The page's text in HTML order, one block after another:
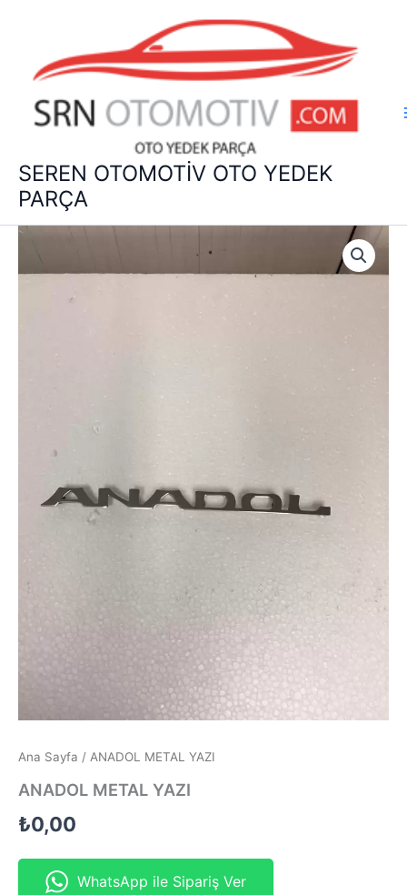
SEREN OTOMOTİV OTO YEDEK
PARÇA
Ana Sayfa / ANADOL METAL YAZI
ANADOL METAL YAZI
₺0,00
WhatsApp ile Sipariş Ver